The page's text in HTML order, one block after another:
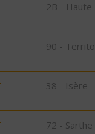
2B -
90 -
38 - Isère
72 - Sarthe